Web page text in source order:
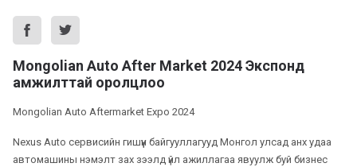
Mongolian Auto After Market 2024 Экспонд
амжилттай оролцлоо
Mongolian Auto Aftermarket Expo 2024
Nexus Auto сервисийн гишүүн байгууллагууд Монгол улсад анх удаа
автомашины нэмэлт зах зээлд үйл ажиллагаа явуулж буй бизнес